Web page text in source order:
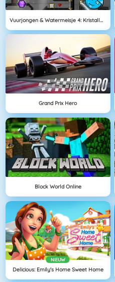
Vuurjongen & Watermeisje 4: Kristallen Tempel
Grand Prix Hero
Block World Online
NIEUW
Delicious: Emily's Home Sweet Home